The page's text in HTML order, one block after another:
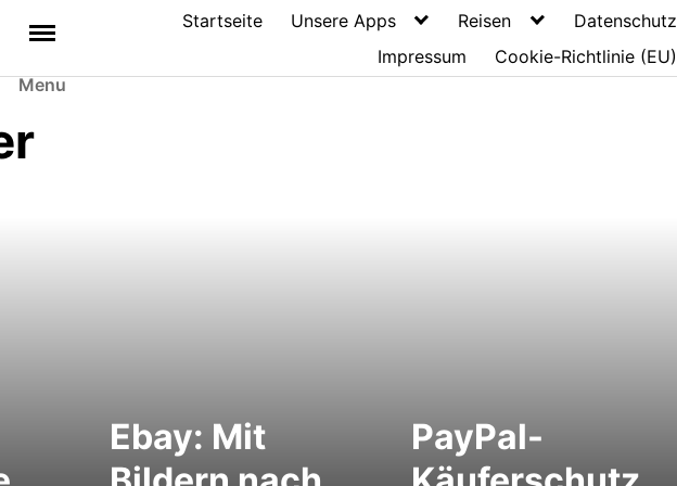
Menu
Startseite Unsere Apps Reisen
Datenschutz
Impressum
Cookie-Richtlinie (EU)
Ebay: Mit
PayPal-